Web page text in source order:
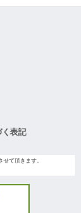
表記
て頂きます。